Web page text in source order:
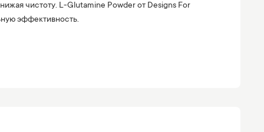
чистоту. L-Glutamine Powder от Designs For
эффективность.